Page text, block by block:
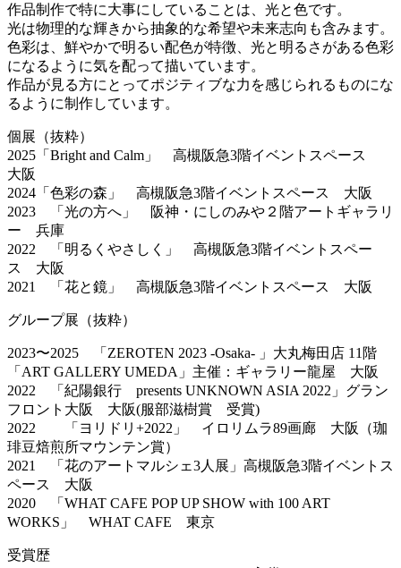
作品制作で特に大事にしていることは、光と色です。
光は物理的な輝きから抽象的な希望や未来志向も含みます。
色彩は、鮮やかで明るい配色が特徴、光と明るさがある色彩
になるように気を配って描いています。
作品が見る方にとってポジティブな力を感じられるものにな
るように制作しています。
個展（抜粋）
2025「Bright and Calm」 高槻阪急3階イベントスペース
大阪
2024「色彩の森」 高槻阪急3階イベントスペース 大阪
2023 「光の方へ」 阪神・にしのみや２階アートギャラリ
ー 兵庫
2022 「明るくやさしく」 高槻阪急3階イベントスペー
ス 大阪
2021 「花と鏡」 高槻阪急3階イベントスペース 大阪
グループ展（抜粋）
2023〜2025 「ZEROTEN 2023 -Osaka- 」大丸梅田店 11階
「ART GALLERY UMEDA」主催：ギャラリー龍屋 大阪
2022 「紀陽銀行 presents UNKNOWN ASIA 2022」グラン
フロント大阪 大阪(服部滋樹賞 受賞)
2022 「ヨリドリ+2022」 イロリムラ89画廊 大阪（珈
琲豆焙煎所マウンテン賞）
2021 「花のアートマルシェ3人展」高槻阪急3階イベントス
ペース 大阪
2020 「WHAT CAFE POP UP SHOW with 100 ART
WORKS」 WHAT CAFE 東京
受賞歴